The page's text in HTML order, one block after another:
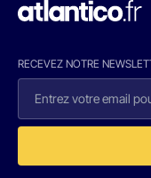
RECEVEZ NOTRE